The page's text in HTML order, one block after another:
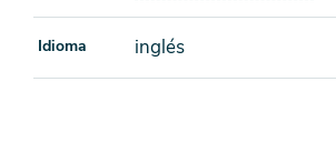
Idioma inglés